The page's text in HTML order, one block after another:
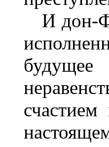
И дон-